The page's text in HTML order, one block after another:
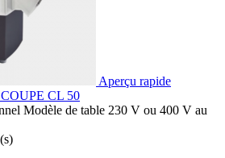
Aperçu rapide
CL 50
Modèle de table 230 V ou 400 V au